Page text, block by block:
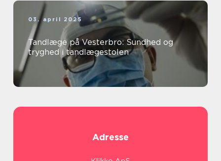
03. april 2025
Tandlæge på Vesterbro: Sundhed og
tryghed i tandlægestolen
Adresse